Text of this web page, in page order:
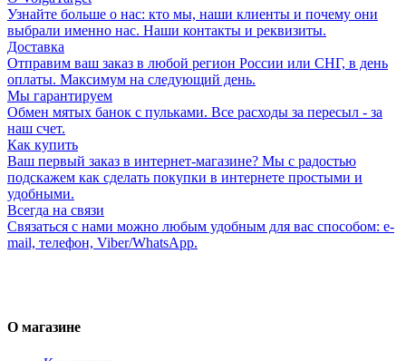
Узнайте больше о нас: кто мы, наши клиенты и почему они
выбрали именно нас. Наши контакты и реквизиты.
Доставка
Отправим ваш заказ в любой регион России или СНГ, в день
оплаты. Максимум на следующий день.
Мы гарантируем
Обмен мятых банок с пульками. Все расходы за пересыл - за
наш счет.
Как купить
Ваш первый заказ в интернет-магазине? Мы с радостью
подскажем как сделать покупки в интернете простыми и
удобными.
Всегда на связи
Связаться с нами можно любым удобным для вас способом: e-
mail, телефон, Viber/WhatsApp.
О магазине